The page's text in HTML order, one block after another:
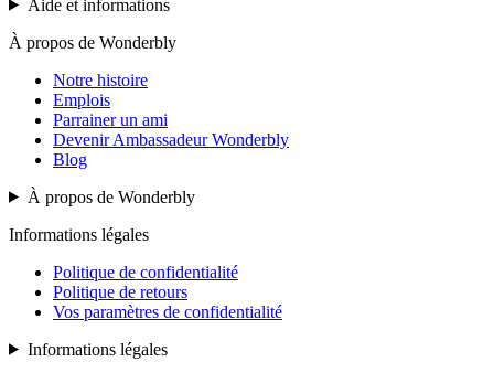
Aide et informations
À propos de Wonderbly
Notre histoire
Emplois
Parrainer un ami
Devenir Ambassadeur Wonderbly
Blog
À propos de Wonderbly
Informations légales
Politique de confidentialité
Politique de retours
Vos paramètres de confidentialité
Informations légales